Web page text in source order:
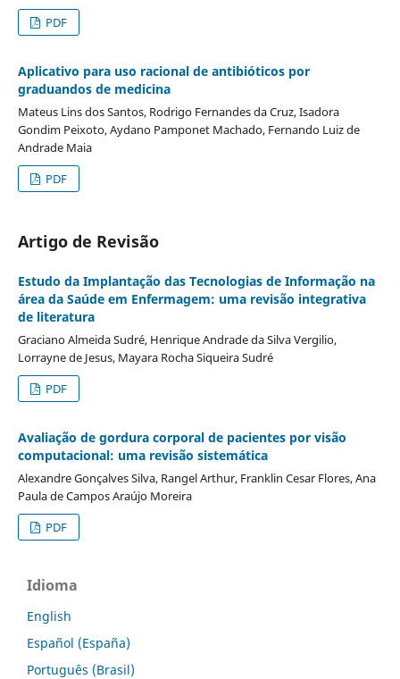
PDF
Aplicativo para uso racional de antibióticos por
graduandos de medicina
Mateus Lins dos Santos, Rodrigo Fernandes da Cruz, Isadora
Gondim Peixoto, Aydano Pamponet Machado, Fernando Luiz de
Andrade Maia
PDF
Artigo de Revisão
Estudo da Implantação das Tecnologias de Informação na
área da Saúde em Enfermagem: uma revisão integrativa
de literatura
Graciano Almeida Sudré, Henrique Andrade da Silva Vergilio,
Lorrayne de Jesus, Mayara Rocha Siqueira Sudré
PDF
Avaliação de gordura corporal de pacientes por visão
computacional: uma revisão sistemática
Alexandre Gonçalves Silva, Rangel Arthur, Franklin Cesar Flores, Ana
Paula de Campos Araújo Moreira
PDF
Idioma
English
Español (España)
Português (Brasil)